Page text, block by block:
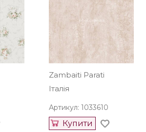
Zambaiti Parati
Італія
Артикул: 1033610
Купити